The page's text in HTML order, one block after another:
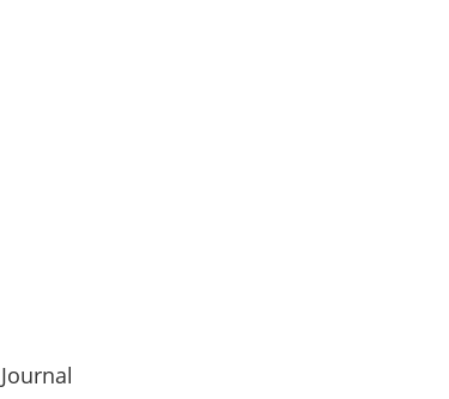
Journal